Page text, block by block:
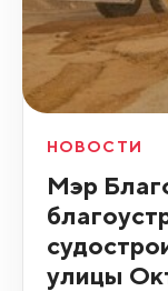
НОВОСТИ
Мэр
улицы